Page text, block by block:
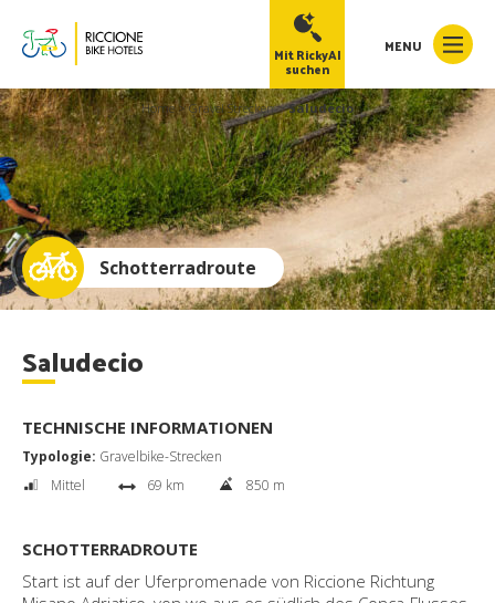
MENU
Mit RickyAI
suchen
Home>Gravel Strecken>Saludecio
Schotterradroute
Saludecio
TECHNISCHE INFORMATIONEN
Typologie: Gravelbike-Strecken
Mittel
69 km 850 m
SCHOTTERRADROUTE
Start ist auf der Uferpromenade von Riccione Richtung
RickyAI
●Online ×